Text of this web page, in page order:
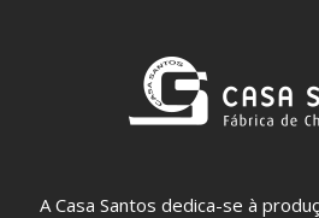
A Casa Santos dedica-se à